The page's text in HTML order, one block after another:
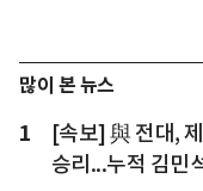
많이 본 뉴스
1
[속보] 與 전대,
승리...누적 김민